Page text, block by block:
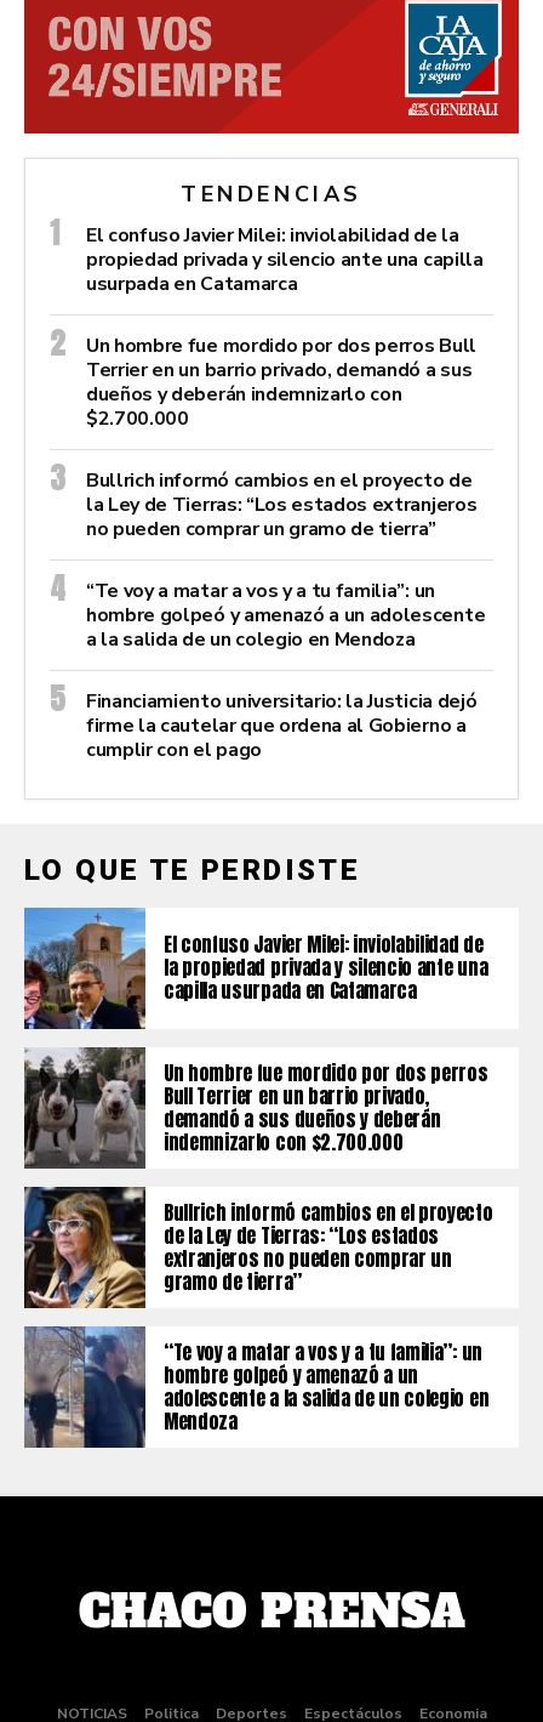
TENDENCIAS
El confuso Javier Milei: inviolabilidad de la
propiedad privada y silencio ante una capilla
usurpada en Catamarca
Un hombre fue mordido por dos perros Bull
Terrier en un barrio privado, demandó a sus
dueños y deberán indemnizarlo con
$2.700.000
Bullrich informó cambios en el proyecto de
la Ley de Tierras: “Los estados extranjeros
no pueden comprar un gramo de tierra”
“Te voy a matar a vos y a tu familia”: un
hombre golpeó y amenazó a un adolescente
a la salida de un colegio en Mendoza
Financiamiento universitario: la Justicia dejó
firme la cautelar que ordena al Gobierno a
cumplir con el pago
LO QUE TE PERDISTE
El confuso Javier Milei: inviolabilidad de
la propiedad privada y silencio ante una
capilla usurpada en Catamarca
Un hombre fue mordido por dos perros
Bull Terrier en un barrio privado,
demandó a sus dueños y deberán
indemnizarlo con $2.700.000
Bullrich informó cambios en el proyecto
de la Ley de Tierras: “Los estados
extranjeros no pueden comprar un
gramo de tierra”
“Te voy a matar a vos y a tu familia”: un
hombre golpeó y amenazó a un
adolescente a la salida de un colegio en
Mendoza
NOTICIAS Politica Deportes Espectáculos Economia